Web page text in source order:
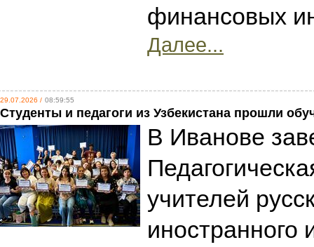
финансовых
Далее...
29.07.2026 / 08:59:55
Студенты и педагоги из Узбекистана прошли
В Иванове
учителей
иностранного